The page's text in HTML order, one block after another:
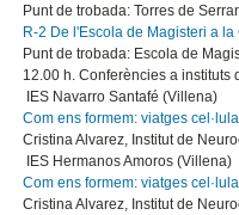
Punt de trobada: Torres de
R-2 De l'Escola de Magisteri a
Punt de trobada: Escola de
12.00 h. Conferències a instituts
IES Navarro Santafé (Villena)
Com ens formem: viatges
Cristina Alvarez, Institut de
IES Hermanos Amoros (Villena)
Com ens formem: viatges
Cristina Alvarez, Institut de